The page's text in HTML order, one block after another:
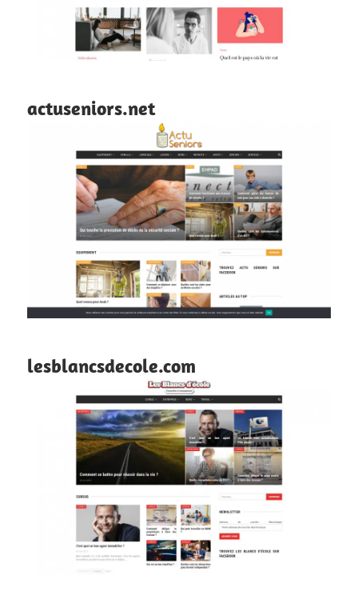
actuseniors.net
lesblancsdecole.com